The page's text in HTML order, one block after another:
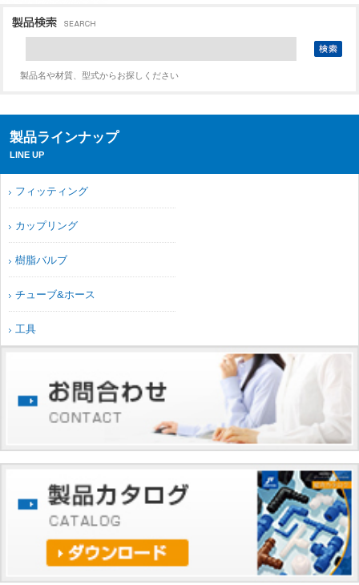
製品名や材質、型式からお探しください
製品ラインナップ
LINE UP
フィッティング
カップリング
樹脂バルブ
チューブ&ホース
工具